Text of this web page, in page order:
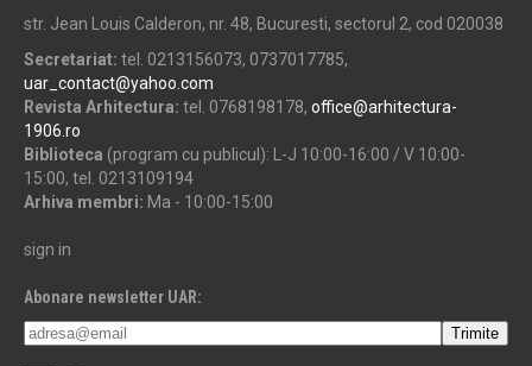
str. Jean Louis Calderon, nr. 48, Bucuresti, sectorul 2, cod 020038
Secretariat: tel. 0213156073, 0737017785,
uar_contact@yahoo.com
Revista Arhitectura: tel. 0768198178, office@arhitectura-
1906.ro
Biblioteca (program cu publicul): L-J 10:00-16:00 / V 10:00-
15:00, tel. 0213109194
Arhiva membri: Ma - 10:00-15:00
sign in
Abonare newsletter UAR: